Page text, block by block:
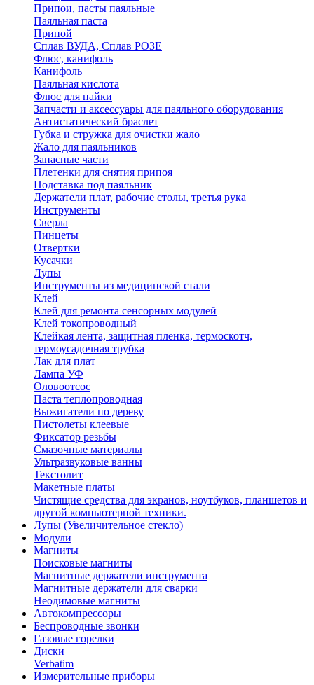
Припои, пасты паяльные
Паяльная паста
Припой
Сплав ВУДА, Сплав РОЗЕ
Флюс, канифоль
Канифоль
Паяльная кислота
Флюс для пайки
Запчасти и аксессуары для паяльного оборудования
Антистатический браслет
Губка и стружка для очистки жало
Жало для паяльников
Запасные части
Плетенки для снятия припоя
Подставка под паяльник
Держатели плат, рабочие столы, третья рука
Инструменты
Сверла
Пинцеты
Отвертки
Кусачки
Лупы
Инструменты из медицинской стали
Клей
Клей для ремонта сенсорных модулей
Клей токопроводный
Клейкая лента, защитная пленка, термоскотч,
термоусадочная трубка
Лак для плат
Лампа УФ
Оловоотсос
Паста теплопроводная
Выжигатели по дереву
Пистолеты клеевые
Фиксатор резьбы
Смазочные материалы
Ультразвуковые ванны
Текстолит
Макетные платы
Чистящие средства для экранов, ноутбуков, планшетов и
другой компьютерной техники.
Лупы (Увеличительное стекло)
Модули
Магниты
Поисковые магниты
Магнитные держатели инструмента
Магнитные держатели для сварки
Неодимовые магниты
Автокомпрессоры
Беспроводные звонки
Газовые горелки
Диски
Verbatim
Измерительные приборы